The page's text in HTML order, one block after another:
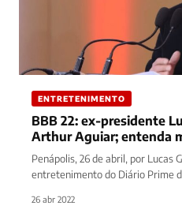
ENTRETENIMENTO
BBB 22: ex-presidente
Arthur Aguiar; entenda
Penápolis, 26 de abril, por Lucas
entretenimento do Diário Prime
26 abr 2022